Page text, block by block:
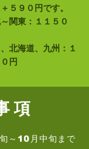
５９０円です。
関東：１１５０
北海道、九州：１
円
項
～10月中旬まで